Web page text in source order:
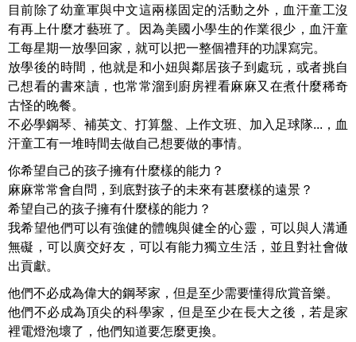
目前除了幼童軍與中文這兩樣固定的活動之外，血汗童工沒
有再上什麼才藝班了。因為美國小學生的作業很少，血汗童
工每星期一放學回家，就可以把一整個禮拜的功課寫完。
放學後的時間，他就是和小妞與鄰居孩子到處玩，或者挑自
己想看的書來讀，也常常溜到廚房裡看麻麻又在煮什麼稀奇
古怪的晚餐。
不必學鋼琴、補英文、打算盤、上作文班、加入足球隊...，血
汗童工有一堆時間去做自己想要做的事情。
你希望自己的孩子擁有什麼樣的能力？
麻麻常常會自問，到底對孩子的未來有甚麼樣的遠景？
希望自己的孩子擁有什麼樣的能力？
我希望他們可以有強健的體魄與健全的心靈，可以與人溝通
無礙，可以廣交好友，可以有能力獨立生活，並且對社會做
出貢獻。
他們不必成為偉大的鋼琴家，但是至少需要懂得欣賞音樂。
他們不必成為頂尖的科學家，但是至少在長大之後，若是家
裡電燈泡壞了，他們知道要怎麼更換。